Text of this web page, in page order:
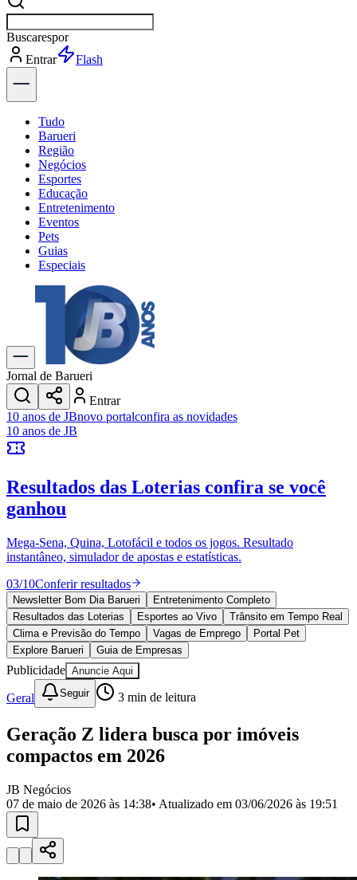
Buscarnot
Entrar
Explorar
Tudo
Barueri
Região
Negócios
Esportes
Educação
Entretenimento
Eventos
Pets
Guias
Especiais
Explore Tudo
Últimas Notícias
Previsão do Tempo
Trânsito e Rotas
Dia a Dia & Lazer
Transportes
Gastronomia
Cinema & Shows
JogosNovo
Anuncie no Portal
Cadastrar Empresa
Divulgar Vagas
Política
Esportes
Saúde
Segurança
Cultura
Meio Ambiente
Obras
Educação
Bairros de Barueri
Selecione sua região Para notícias da sua região
JubranBelval
VistaCalifórniaCarapicuíbaCentroChácaras MarcoCidades da
Região
Militar
Califórnia Jardim dos Altos
Esperança Jardim Graziela
Jornal de Barueri
Entrar
10 anos de JBnovo portalconfira as novidades
10 anos de JB
Resultados das Loterias confira se você
ganhou
Mega-Sena, Quina, Lotofácil e todos os jogos. Resultado
instantâneo, simulador de apostas e estatísticas.
03/10Conferir resultados
Newsletter Bom Dia Barueri
Entretenimento Completo
Resultados das Loterias
Esportes ao Vivo
Trânsito em Tempo Real
Clima e Previsão do Tempo
Vagas de Emprego
Portal Pet
Explore Barueri
Guia de Empresas
Publicidade Anuncie Aqui
Geral Seguir 3 min de leitura
Geração Z lidera busca por imóveis
compactos em 2026
JB Negócios
07 de maio de 2026 às 14:38• Atualizado em 03/06/2026 às 19:51